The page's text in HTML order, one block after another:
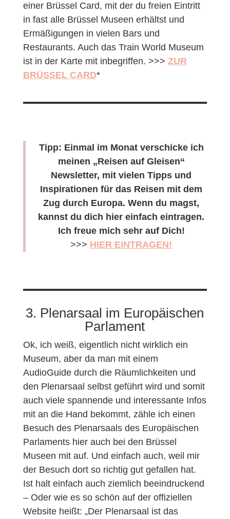
einer Brüssel Card, mit der du freien Eintritt
in fast alle Brüssel Museen erhältst und
Ermäßigungen in vielen Bars und
Restaurants. Auch das Train World Museum
ist in der Karte mit inbegriffen. >>> ZUR
BRÜSSEL CARD*
Tipp: Einmal im Monat verschicke ich
meinen „Reisen auf Gleisen“
Newsletter, mit vielen Tipps und
Inspirationen für das Reisen mit dem
Zug durch Europa. Wenn du magst,
kannst du dich hier einfach eintragen.
Ich freue mich sehr auf Dich!
>>> HIER EINTRAGEN!
3. Plenarsaal im Europäischen
Parlament
Ok, ich weiß, eigentlich nicht wirklich ein
Museum, aber da man mit einem
AudioGuide durch die Räumlichkeiten und
den Plenarsaal selbst geführt wird und somit
auch viele spannende und interessante Infos
mit an die Hand bekommt, zähle ich einen
Besuch des Plenarsaals des Europäischen
Parlaments hier auch bei den Brüssel
Museen mit auf. Und einfach auch, weil mir
der Besuch dort so richtig gut gefallen hat.
Ist halt einfach auch ziemlich beeindruckend
– Oder wie es so schön auf der offiziellen
Website heißt: „Der Plenarsaal ist das